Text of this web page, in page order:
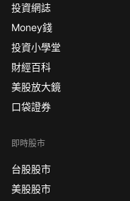
投資網誌
Money錢
投資小學堂
財經百科
美股放大鏡
口袋證券
即時股市
台股股市
美股股市